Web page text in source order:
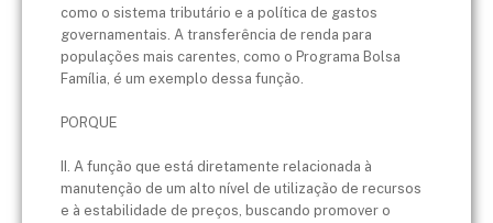
como o sistema tributário e a política de gastos
governamentais. A transferência de renda para
populações mais carentes, como o Programa Bolsa
Família, é um exemplo dessa função.
PORQUE
II. A função que está diretamente relacionada à
manutenção de um alto nível de utilização de recursos
e à estabilidade de preços, buscando promover o